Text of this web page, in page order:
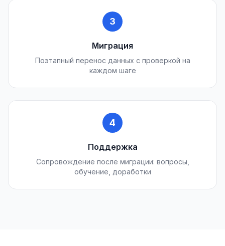
3
Миграция
Поэтапный перенос данных с проверкой на
каждом шаге
4
Поддержка
Сопровождение после миграции: вопросы,
обучение, доработки